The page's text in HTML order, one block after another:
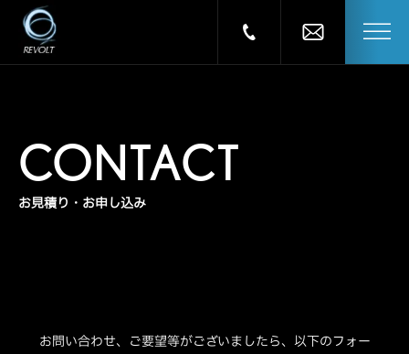
CONTACT
お見積り・お申し込み
お問い合わせ、ご要望等がございましたら、以下のフォー